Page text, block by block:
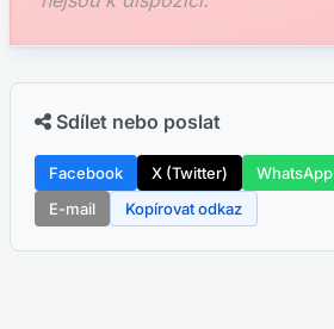
Sdílet nebo poslat
Facebook X (Twitter) WhatsApp
E-mail
Kopírovat odkaz